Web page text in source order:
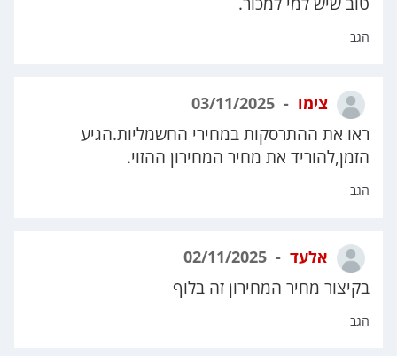
הגב
צימו
ראו את ההתרסקות במחירי החשמליות.הגיע
הזמן,להוריד את מחיר המחירון ההזוי.
הגב
אלעד
בקיצור מחיר המחירון זה בלוף
הגב